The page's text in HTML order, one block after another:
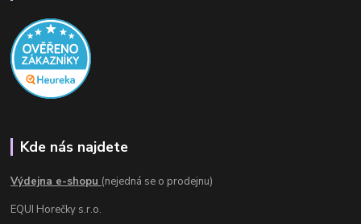
Kde nás najdete
Výdejna e-shopu (nejedná se o prodejnu)
EQUI Horečky s.r.o.